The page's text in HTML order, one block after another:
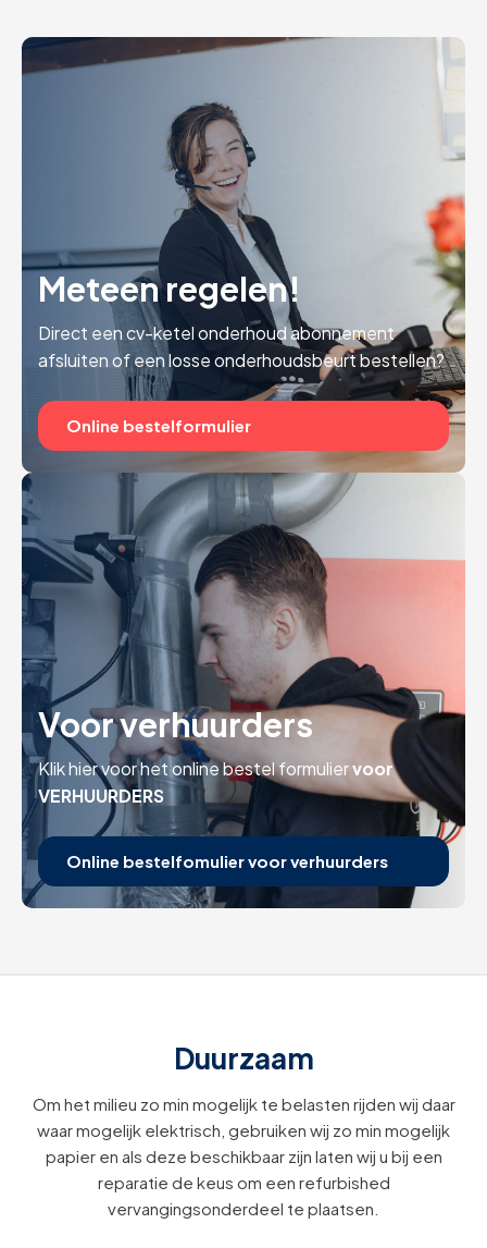
Meteen regelen!
Direct een cv-ketel onderhoud abonnement
afsluiten of een losse onderhoudsbeurt bestellen?
Online bestelformulier
Voor verhuurders
Klik hier voor het online bestel formuliervoor
VERHUURDERS
Online bestelfomulier voor verhuurders
Duurzaam
Om het milieu zo min mogelijk te belasten rijden wij daar
waar mogelijk elektrisch, gebruiken wij zo min mogelijk
papier en als deze beschikbaar zijn laten wij u bij een
reparatie de keus om een refurbished
vervangingsonderdeel te plaatsen.